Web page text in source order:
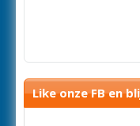
Like onze FB en